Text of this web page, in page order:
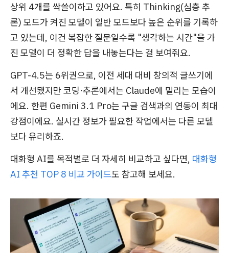
상위 4개를 싹쓸이하고 있어요. 특히 Thinking(심층 추
론) 모드가 켜진 모델이 일반 모드보다 높은 순위를 기록하
고 있는데, 이건 복잡한 질문일수록 "생각하는 시간"을 가
진 모델이 더 정확한 답을 내놓는다는 걸 보여줘요.
GPT-4.5는 6위권으로, 이전 세대 대비 창의적 글쓰기에
서 개선됐지만 코딩·추론에서는 Claude에 밀리는 모습이
에요. 한편 Gemini 3.1 Pro는 구글 검색과의 연동이 최대
강점이에요. 실시간 정보가 필요한 작업에서는 다른 모델
보다 유리하죠.
대화형 AI를 목적별로 더 자세히 비교하고 싶다면, 대화형
AI 추천 TOP 8 비교 가이드도 참고해 보세요.